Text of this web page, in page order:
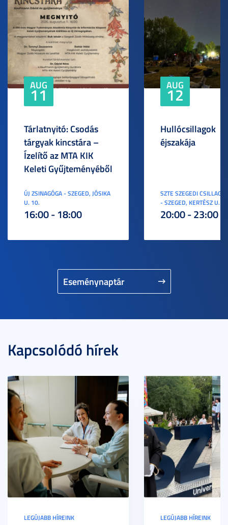
Eseménynaptár
AUG
11
Tárlatnyitó: Csodás
tárgyak kincstára –
Ízelítő az MTA KIK
Keleti Gyűjteményéből
ÚJ ZSINAGÓGA - SZEGED, JÓSIKA
U. 10.
16:00 - 18:00
AUG
12
Hullócsillagok
éjszakája
SZTE SZEGEDI
- SZEGED, KERTÉSZ U. 3.
20:00 - 23:00
Kapcsolódó hírek
LEGÚJABB HÍREINK LEGÚJABB HÍREINK